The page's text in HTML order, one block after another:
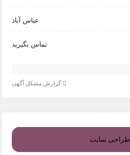
عباس آباد
تماس بگیرید
گزارش مشکل آگهی
طراحی سایت